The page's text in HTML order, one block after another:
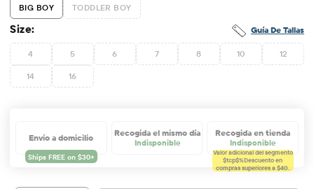
BIG BOY TODDLER BOY
Guía De Tallas
Size:
4 5 6 7 8 10 12
14 16
Envío a domicilio Recogida el mismo día
Indisponible
Recogida en tienda
Indisponible
Valor adicional del segmento
$tcp$%Descuento en
compras superiores a $40.